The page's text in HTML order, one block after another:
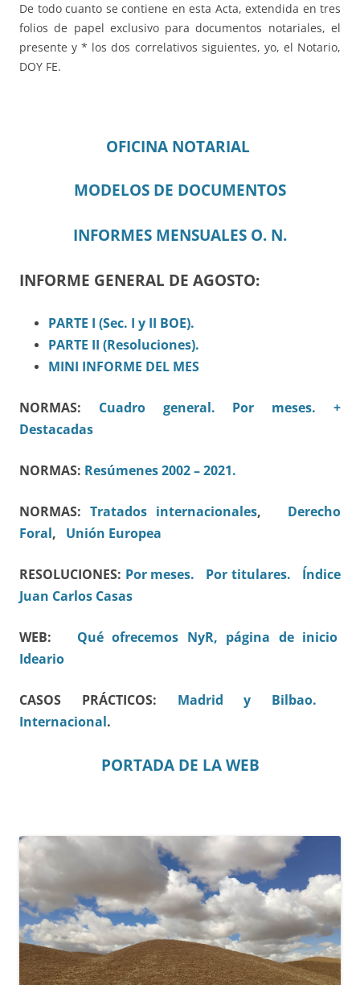
De todo cuanto se contiene en esta Acta, extendida en tres
folios de papel exclusivo para documentos notariales, el
presente y * los dos correlativos siguientes, yo, el Notario,
DOY FE.
OFICINA NOTARIAL
MODELOS DE DOCUMENTOS
INFORMES MENSUALES O. N.
INFORME GENERAL DE AGOSTO:
PARTE I (Sec. I y II BOE).
PARTE II (Resoluciones).
MINI INFORME DEL MES
NORMAS: Cuadro general. Por meses.+
Destacadas
NORMAS: Resúmenes 2002 – 2021.
NORMAS: Tratados internacionales, Derecho
Foral, Unión Europea
RESOLUCIONES: Por meses. Por titulares.
Índice
Juan Carlos Casas
WEB: Qué ofrecemos NyR, página de inicio
Ideario
CASOS PRÁCTICOS: Madrid y Bilbao.
Internacional.
PORTADA DE LA WEB